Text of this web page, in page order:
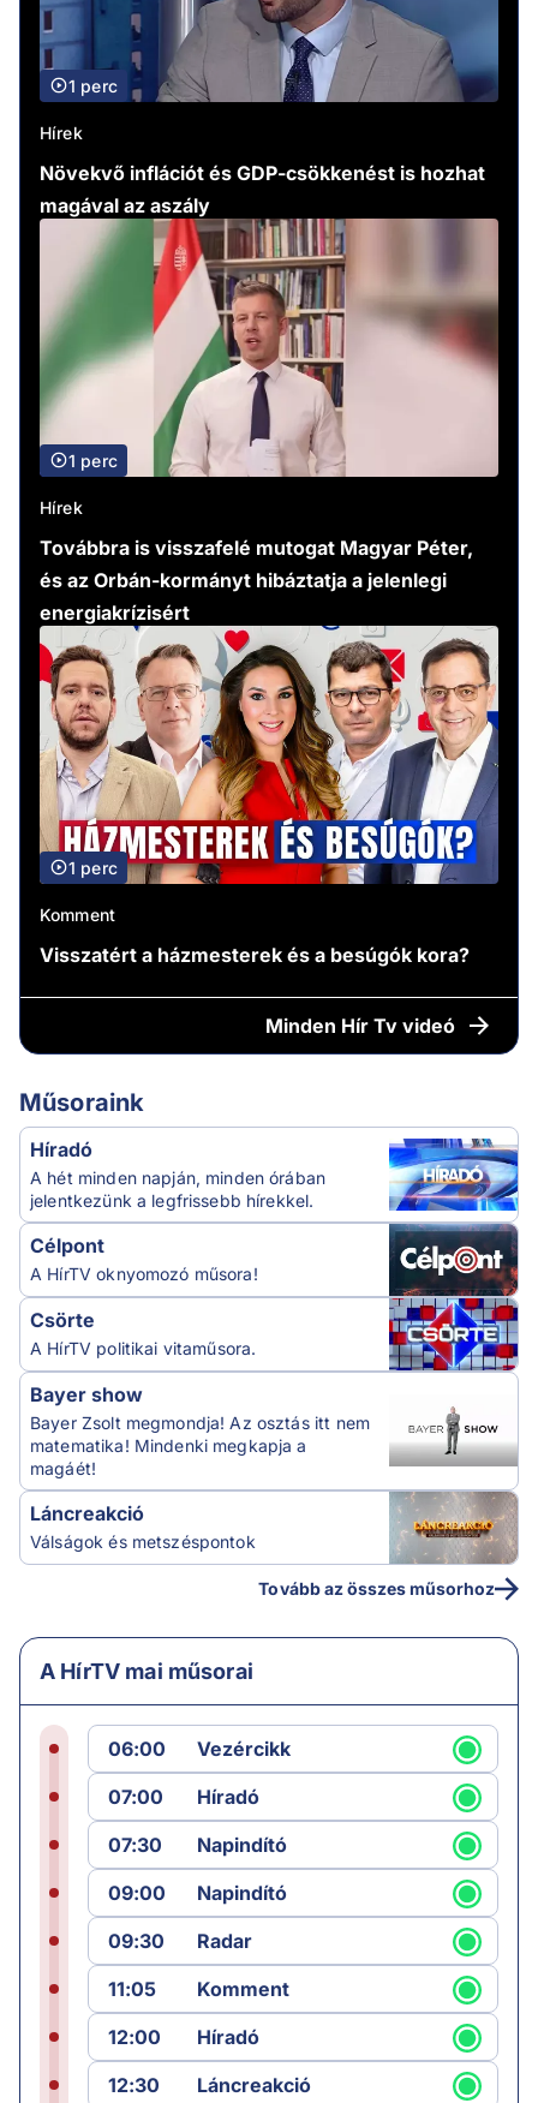
1 perc
Hírek
Növekvő inflációt és GDP-csökkenést is hozhat
magával az aszály
1 perc
Hírek
Továbbra is visszafelé mutogat Magyar Péter,
és az Orbán-kormányt hibáztatja a jelenlegi
energiakrízisért
1 perc
Komment
Visszatért a házmesterek és a besúgók kora?
Minden Hír Tv videó
Műsoraink
Híradó
A hét minden napján, minden órában
jelentkezünk a legfrissebb hírekkel.
Célpont
A HírTV oknyomozó műsora!
Csörte
A HírTV politikai vitaműsora.
Bayer show
Bayer Zsolt megmondja! Az osztás itt nem
matematika! Mindenki megkapja a
magáét!
Láncreakció
Válságok és metszéspontok
Tovább az összes műsorhoz
A HírTV mai műsorai
06:00
Vezércikk
07:00
Híradó
07:30
Napindító
09:00
Napindító
09:30
Radar
11:05
Komment
12:00
Híradó
12:30
Láncreakció